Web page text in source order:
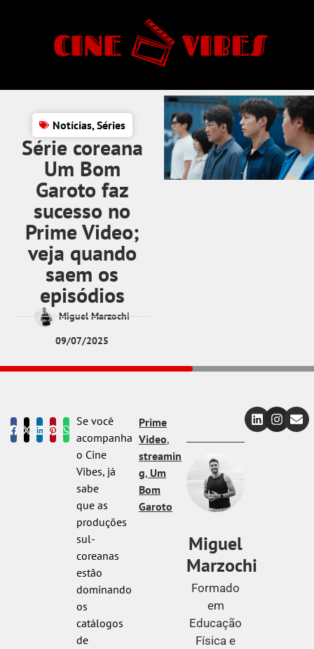
Notícias,Séries
Série coreana
Um Bom
Garoto faz
sucesso no
Prime Video;
veja quando
saem os
episódios
Miguel Marzochi
09/07/2025
Se você
acompanha
o Cine
Vibes, já
sabe
que as
produções
sul-
coreanas
estão
dominando
os
catálogos
de
Prime
Video,
streamin
g, Um
Bom
Garoto
Miguel
Marzochi
Formado
em
Educação
Física e